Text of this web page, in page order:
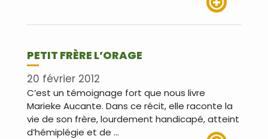
PETIT FRÈRE L’ORAGE
20 février 2012
C’est un témoignage fort que nous livre
Marieke Aucante. Dans ce récit, elle raconte la
vie de son frère, lourdement handicapé, atteint
d’hémiplégie et de …